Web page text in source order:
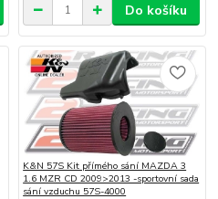
Do košíku
K&N 57S Kit přímého sání MAZDA 3
1.6 MZR CD 2009>2013 -sportovní sada
sání vzduchu 57S-4000